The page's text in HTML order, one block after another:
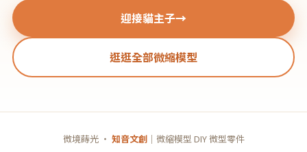
迎接貓主子→
逛逛全部微縮模型
微境蒔光 ・ 知音文創｜微縮模型 DIY 微型零件